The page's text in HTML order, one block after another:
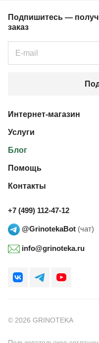
Подпишитесь —
заказ
Интернет-магазин
Услуги
Блог
Помощь
Контакты
+7 (499) 112-47-12
@GrinotekaBot (чат)
info@grinoteka.ru
© 2026 GRINOTEKA